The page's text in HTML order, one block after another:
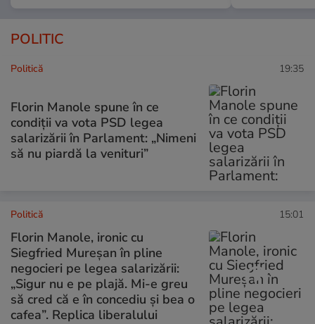
POLITIC
Politică 19:35
Florin Manole spune în ce
condiții va vota PSD legea
salarizării în Parlament: „Nimeni
să nu piardă la venituri”
Politică 15:01
Florin Manole, ironic cu
Siegfried Mureșan în pline
negocieri pe legea salarizării:
„Sigur nu e pe plajă. Mi-e greu
să cred că e în concediu și bea o
cafea”. Replica liberalului